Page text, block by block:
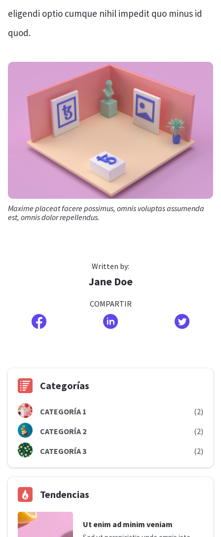
eligendi optio cumque nihil impedit quo minus id
quod.
Maxime placeat facere possimus, omnis voluptas assumenda
est, omnis dolor repellendus.
Written by:
Jane Doe
COMPARTIR
Categorías
CATEGORÍA 1
(2)
CATEGORÍA 2
(2)
CATEGORÍA 3
(2)
Tendencias
Ut enim ad minim veniam